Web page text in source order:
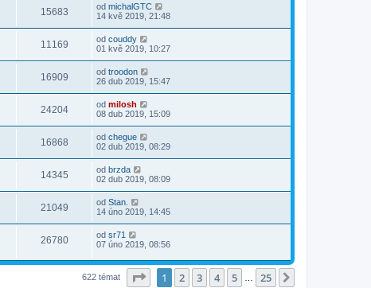
15683 od michalGTC
14 kvě 2019, 21:48
11169 od couddy
01 kvě 2019, 10:27
16909 od troodon
26 dub 2019, 15:47
24204 od milosh
08 dub 2019, 15:09
16868 od chegue
02 dub 2019, 08:29
14345 od brzda
02 dub 2019, 08:09
21049 od Stan.
14 úno 2019, 14:45
26780 od sr71
07 úno 2019, 08:56
622 témat Stránka z
1 2 3 4 5 25